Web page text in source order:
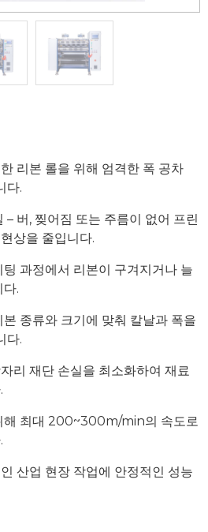
리본 롤을 위해 엄격한 폭 공차
다.
– 버, 찢어짐 또는 주름이 없어 프린
상을 줄입니다.
과정에서 리본이 구겨지거나 늘
.
종류와 크기에 맞춰 칼날과 폭을
다.
리 재단 손실을 최소화하여 재료
해 최대 200~300m/min의 속도로
산업 현장 작업에 안정적인 성능